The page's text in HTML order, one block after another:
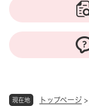
現在地 トップページ >